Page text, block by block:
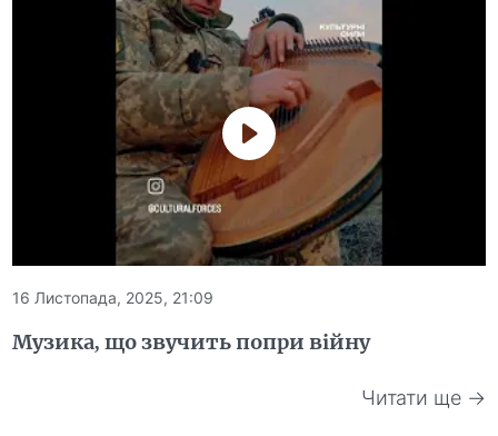
16 Листопада, 2025, 21:09
Музика, що звучить попри війну
Читати ще →